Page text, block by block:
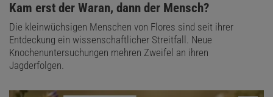
:
Kam erst der Waran, dann der Mensch?
Die kleinwüchsigen Menschen von Flores sind seit ihrer
Entdeckung ein wissenschaftlicher Streitfall. Neue
Knochenuntersuchungen mehren Zweifel an ihren
Jagderfolgen.